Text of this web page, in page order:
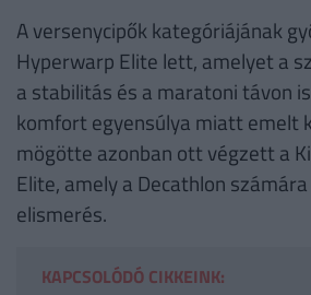
A versenycipők kategóriájának
Hyperwarp Elite lett, amelyet a
a stabilitás és a maratoni távon
komfort egyensúlya miatt emelt
mögötte azonban ott végzett a
Elite, amely a Decathlon
elismerés.
KAPCSOLÓDÓ CIKKEINK: